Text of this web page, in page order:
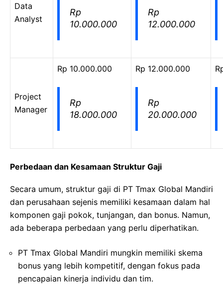
Data
Analyst
Rp
10.000.000
Rp
12.000.000
Project
Manager
Rp 10.000.000
Rp
18.000.000
Rp 12.000.000
Rp
20.000.000
Perbedaan dan Kesamaan Struktur Gaji
Secara umum, struktur gaji di PT Tmax Global Mandiri
dan perusahaan sejenis memiliki kesamaan dalam hal
komponen gaji pokok, tunjangan, dan bonus. Namun,
ada beberapa perbedaan yang perlu diperhatikan.
PT Tmax Global Mandiri mungkin memiliki skema
bonus yang lebih kompetitif, dengan fokus pada
pencapaian kinerja individu dan tim.